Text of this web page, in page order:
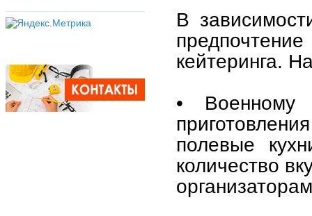
В
кейтеринга.
• Военному
полевые
количество